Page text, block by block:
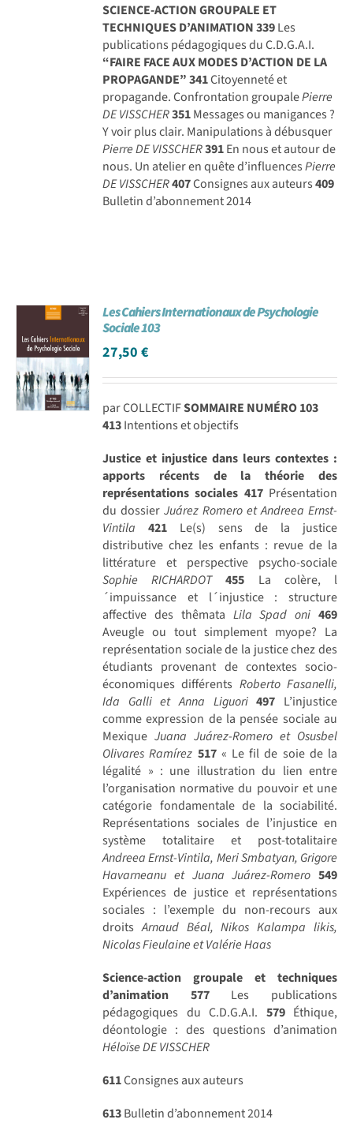
SCIENCE-ACTION GROUPALE ET
TECHNIQUES D’ANIMATION339Les
publications pédagogiques du C.D.G.A.I.
“FAIRE FACE AUX MODES D’ACTION DE LA
PROPAGANDE”341Citoyenneté et
propagande. Confrontation groupalePierre
DE VISSCHER351Messages ou manigances ?
Y voir plus clair. Manipulations à débusquer
Pierre DE VISSCHER391En nous et autour de
nous. Un atelier en quête d’influencesPierre
DE VISSCHER407Consignes aux auteurs409
Bulletin d’abonnement 2014
Les Cahiers Internationaux de Psychologie
Sociale 103
27,50€
par COLLECTIFSOMMAIRE NUMÉRO 103
413Intentions et objectifs
Justice et injustice dans leurs contextes :
apports récents de la théorie des
représentations sociales 417Présentation
du dossierJuárez Romero et Andreea Ernst-
Vintila
421Le(s) sens de la justice
distributive chez les enfants : revue de la
littérature et perspective psycho-sociale
Sophie RICHARDOT
455 La colère, l
´impuissance et l´injustice : structure
affective des thêmata Lila Spad oni 469
Aveugle ou tout simplement myope? La
représentation sociale de la justice chez des
étudiants provenant de contextes socio-
économiques différents Roberto Fasanelli,
Ida Galli et Anna Liguori 497 L’injustice
comme expression de la pensée sociale au
MexiqueJuana Juárez-Romero et Osusbel
Olivares Ramírez 517« Le fil de soie de la
légalité » : une illustration du lien entre
l’organisation normative du pouvoir et une
catégorie fondamentale de la sociabilité.
Représentations sociales de l’injustice en
système totalitaire et post-totalitaire
Andreea Ernst-Vintila, Meri Smbatyan, Grigore
Havarneanu et Juana Juárez-Romero 549
Expériences de justice et représentations
sociales : l’exemple du non-recours aux
droitsArnaud Béal, Nikos Kalampa likis,
Nicolas Fieulaine et Valérie Haas
Science-action groupale et techniques
d’animation
577Les publications
pédagogiques du C.D.G.A.I. 579Éthique,
déontologie : des questions d’animation
Héloïse DE VISSCHER
611Consignes aux auteurs
613Bulletin d’abonnement 2014